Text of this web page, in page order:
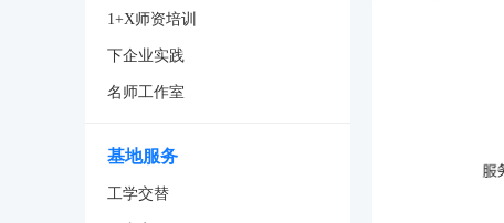
1+X师资培训
下企业实践
名师工作室
基地服务
工学交替